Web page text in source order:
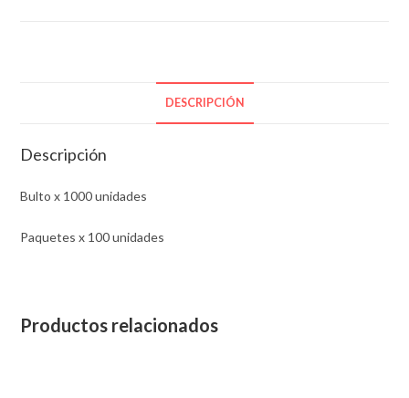
DESCRIPCIÓN
Descripción
Bulto x 1000 unidades
Paquetes x 100 unidades
Productos relacionados